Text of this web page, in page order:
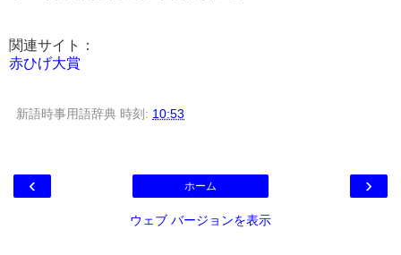
関連サイト：
赤ひげ大賞
新語時事用語辞典 時刻: 10:53
‹ ›
ホーム
ウェブ バージョンを表示